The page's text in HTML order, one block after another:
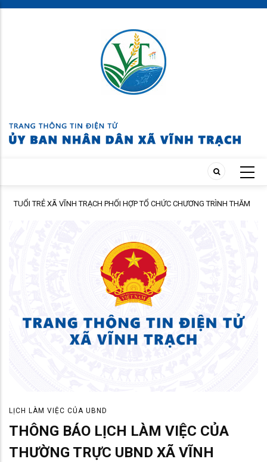
Skip
CHỨC CHƯƠNG TRÌNH THĂM
ĐẢNG ỦY XÃ VĨNH TRẠCH HỌP BAN
LỊCH LÀM VIỆC CỦA UBND
THÔNG BÁO LỊCH LÀM VIỆC CỦA
THƯỜNG TRỰC UBND XÃ VĨNH